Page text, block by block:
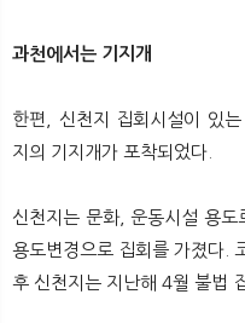
과천에서는 기지개
한편, 신천지 집회시설이 있
지의 기지개가 포착되었다.
신천지는 문화, 운동시설 용
용도변경으로 집회를 가졌다.
후 신천지는 지난해 4월 불법